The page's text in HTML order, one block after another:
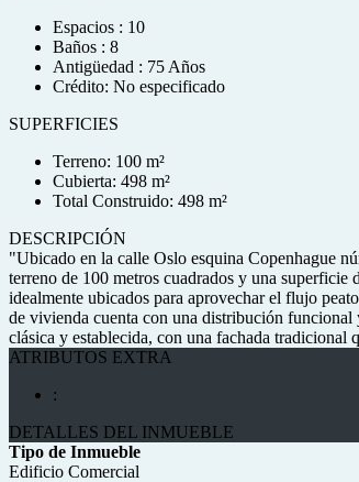
Espacios : 10
Baños : 8
Antigüedad : 75 Años
Crédito: No especificado
SUPERFICIES
Terreno: 100 m²
Cubierta: 498 m²
Total Construido: 498 m²
DESCRIPCIÓN
"Ubicado en la calle Oslo esquina Copenhague
terreno de 100 metros cuadrados y una
idealmente ubicados para aprovechar el flujo
de vivienda cuenta con una distribución
clásica y establecida, con una fachada
ATRIBUTOS EXTRA
:
DETALLES DEL INMUEBLE
Tipo de Inmueble
Edificio Comercial